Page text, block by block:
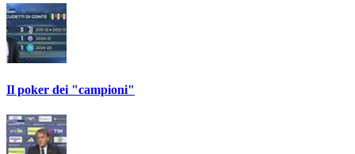
Il poker dei "campioni"